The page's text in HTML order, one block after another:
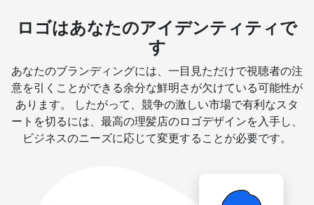
ロゴはあなたのアイデンティティで
す
あなたのブランディングには、一目見ただけで視聴者の注
意を引くことができる余分な鮮明さが欠けている可能性が
あります。 したがって、競争の激しい市場で有利なスタ
ートを切るには、最高の理髪店のロゴデザインを入手し、
ビジネスのニーズに応じて変更することが必要です。